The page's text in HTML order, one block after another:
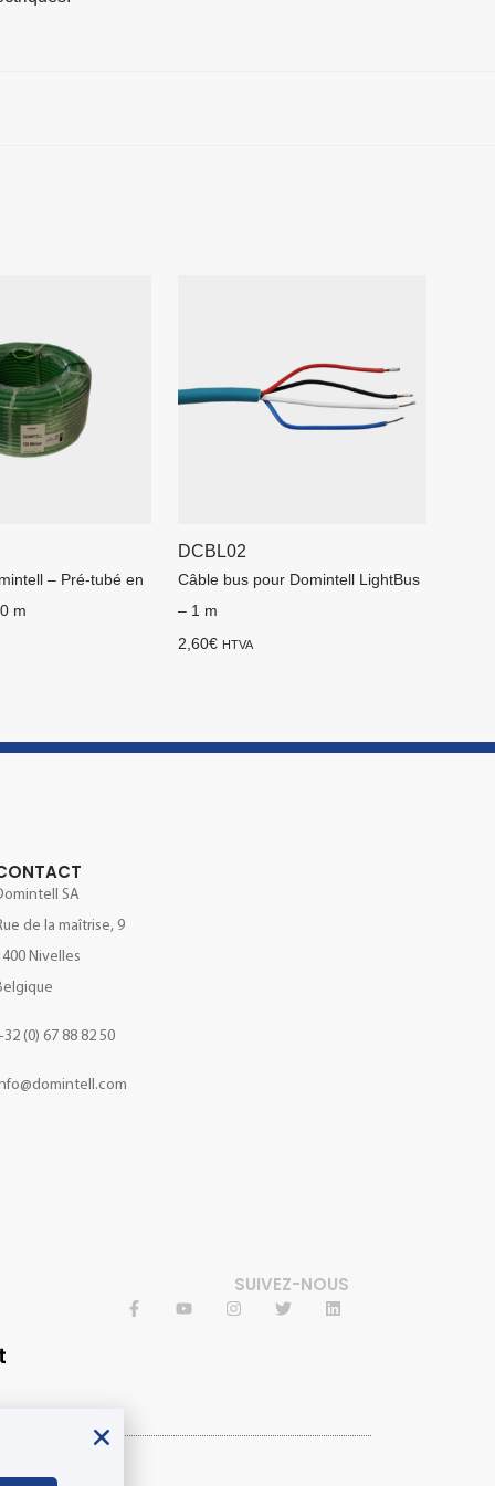
– Pré-tubé en
m
DCBL02
Câble bus pour Domintell LightBus
– 1 m
2,60€ HTVA
SA
de la maîtrise, 9
Nivelles
(0) 67 88 82 50
SUIVEZ-NOUS